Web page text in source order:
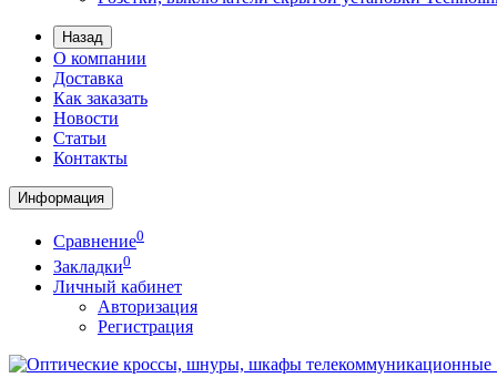
Назад
О компании
Доставка
Как заказать
Новости
Статьи
Контакты
Информация
Сравнение0
Закладки0
Личный кабинет
Авторизация
Регистрация